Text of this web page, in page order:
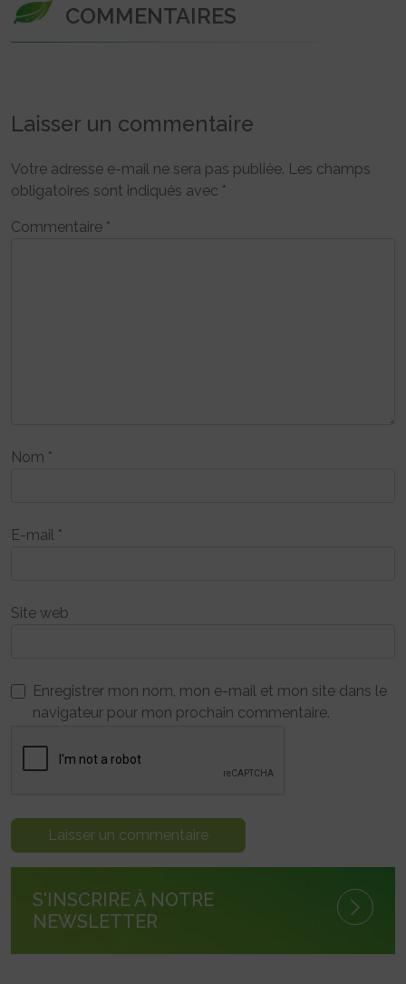
COMMENTAIRES
Laisser un commentaire
Votre adresse e-mail ne sera pas publiée. Les champs
obligatoires sont indiqués avec *
Commentaire *
Nom *
E-mail *
Site web
Enregistrer mon nom, mon e-mail et mon site dans le
navigateur pour mon prochain commentaire.
S'INSCRIRE À NOTRE
NEWSLETTER